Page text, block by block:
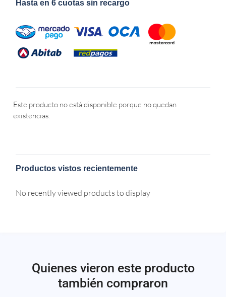
Hasta en 6 cuotas sin recargo
Este producto no está disponible porque no quedan
existencias.
Productos vistos recientemente
No recently viewed products to display
Quienes vieron este producto
también compraron